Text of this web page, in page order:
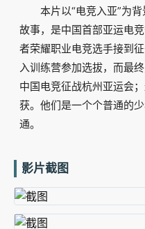
本片以“电竞入亚”为
故事，是中国首部亚运电
者荣耀职业电竞选手接到
入训练营参加选拔，而最
中国电竞征战杭州亚运会
获。他们是一个个普通的
通。
影片截图